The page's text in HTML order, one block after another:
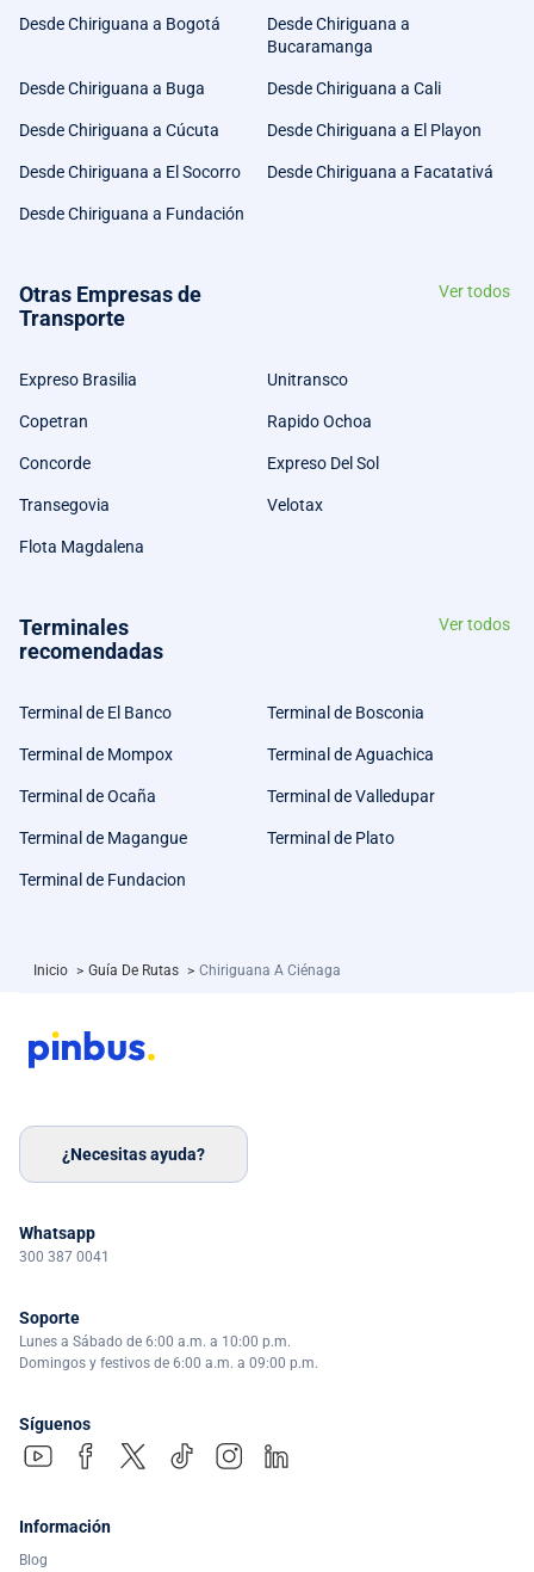
Desde Chiriguana a Bogotá
Desde Chiriguana a
Bucaramanga
Desde Chiriguana a Buga Desde Chiriguana a Cali
Desde Chiriguana a Cúcuta Desde Chiriguana a El Playon
Desde Chiriguana a El Socorro Desde Chiriguana a Facatativá
Desde Chiriguana a Fundación
Otras Empresas de
Transporte
Ver todos
Expreso Brasilia Unitransco
Copetran Rapido Ochoa
Concorde Expreso Del Sol
Transegovia Velotax
Flota Magdalena
Terminales
recomendadas
Ver todos
Terminal de El Banco Terminal de Bosconia
Terminal de Mompox Terminal de Aguachica
Terminal de Ocaña Terminal de Valledupar
Terminal de Magangue Terminal de Plato
Terminal de Fundacion
Inicio > Guía De Rutas > Chiriguana A Ciénaga
¿Necesitas ayuda?
Whatsapp
300 387 0041
Soporte
Lunes a Sábado de 6:00 a.m. a 10:00 p.m.
Domingos y festivos de 6:00 a.m. a 09:00 p.m.
Síguenos
Información
Blog